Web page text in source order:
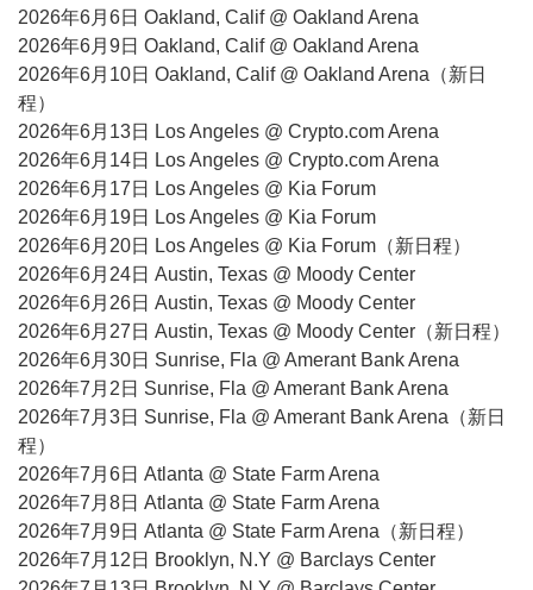
2026年6月6日 Oakland, Calif @ Oakland Arena
2026年6月9日 Oakland, Calif @ Oakland Arena
2026年6月10日 Oakland, Calif @ Oakland Arena（新日
程）
2026年6月13日 Los Angeles @ Crypto.com Arena
2026年6月14日 Los Angeles @ Crypto.com Arena
2026年6月17日 Los Angeles @ Kia Forum
2026年6月19日 Los Angeles @ Kia Forum
2026年6月20日 Los Angeles @ Kia Forum（新日程）
2026年6月24日 Austin, Texas @ Moody Center
2026年6月26日 Austin, Texas @ Moody Center
2026年6月27日 Austin, Texas @ Moody Center（新日程）
2026年6月30日 Sunrise, Fla @ Amerant Bank Arena
2026年7月2日 Sunrise, Fla @ Amerant Bank Arena
2026年7月3日 Sunrise, Fla @ Amerant Bank Arena（新日
程）
2026年7月6日 Atlanta @ State Farm Arena
2026年7月8日 Atlanta @ State Farm Arena
2026年7月9日 Atlanta @ State Farm Arena（新日程）
2026年7月12日 Brooklyn, N.Y @ Barclays Center